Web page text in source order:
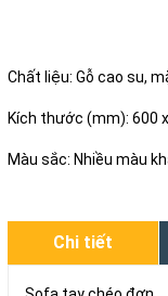
Chất liệu: Gỗ cao su,
Kích thước (mm): 600
Màu sắc: Nhiều màu
Chi tiết